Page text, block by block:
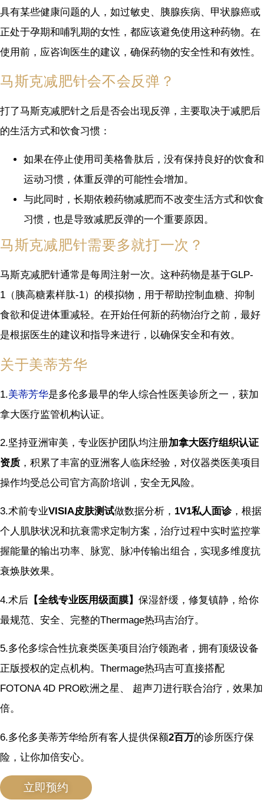
具有某些健康问题的人，如过敏史、胰腺疾病、甲状腺癌或
正处于孕期和哺乳期的女性，都应该避免使用这种药物。在
使用前，应咨询医生的建议，确保药物的安全性和有效性。
马斯克减肥针会不会反弹？
打了马斯克减肥针之后是否会出现反弹，主要取决于减肥后
的生活方式和饮食习惯：
如果在停止使用司美格鲁肽后，没有保持良好的饮食和
运动习惯，体重反弹的可能性会增加。
与此同时，长期依赖药物减肥而不改变生活方式和饮食
习惯，也是导致减肥反弹的一个重要原因。
马斯克减肥针需要多就打一次？
马斯克减肥针通常是每周注射一次。这种药物是基于GLP-
1（胰高糖素样肽-1）的模拟物，用于帮助控制血糖、抑制
食欲和促进体重减轻。在开始任何新的药物治疗之前，最好
是根据医生的建议和指导来进行，以确保安全和有效。
关于美蒂芳华
1.美蒂芳华是多伦多最早的华人综合性医美诊所之一，获加
拿大医疗监管机构认证。
2.坚持亚洲审美，专业医护团队均注册加拿大医疗组织认证
资质 ，积累了丰富的亚洲客人临床经验，对仪器类医美项目
操作均受总公司官方高阶培训，安全无风险。
3.术前专业VISIA皮肤测试做数据分析， 1V1私人面诊，根据
个人肌肤状况和抗衰需求定制方案，治疗过程中实时监控掌
握能量的输出功率、脉宽、脉冲传输出组合，实现多维度抗
衰焕肤效果。
4.术后 【全线专业医用级面膜】 保湿舒缓，修复镇静，给你
最规范、安全、完整的Thermage热玛吉治疗。
5.多伦多综合性抗衰类医美项目治疗领跑者，拥有顶级设备
正版授权的定点机构。Thermage热玛吉可直接搭配
FOTONA 4D PRO欧洲之星、 超声刀进行联合治疗，效果加
倍。
6.多伦多美蒂芳华给所有客人提供保额2百万的诊所医疗保
险，让你加倍安心。
立即预约